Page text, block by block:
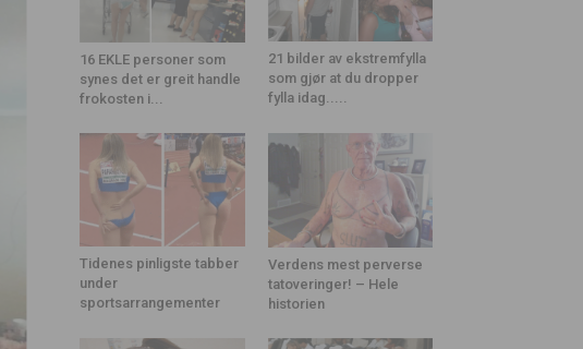
16 EKLE personer som
synes det er greit handle
frokosten i...
21 bilder av ekstremfylla
som gjør at du dropper
fylla idag.....
Tidenes pinligste tabber
under
sportsarrangementer
Verdens mest perverse
tatoveringer! – Hele
historien